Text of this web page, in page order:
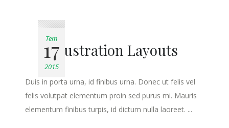
Tem
17
2015
Illustration Layouts
Duis in porta urna, id finibus urna. Donec ut felis vel
felis volutpat elementum proin sed purus mi. Mauris
elementum finibus turpis, id dictum nulla laoreet. ...